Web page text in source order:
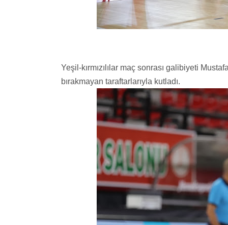
Yeşil-kırmızılılar maç sonrası galibiyeti
bırakmayan taraftarlarıyla kutladı.